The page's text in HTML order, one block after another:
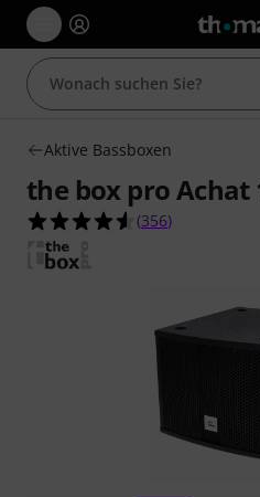
Aktive Bassboxen
the box pro Achat
4.6 von 5
(356)